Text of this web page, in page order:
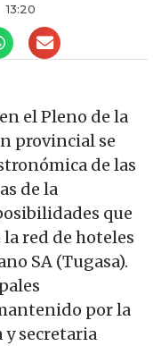
13:20
el Pleno de la
provincial se
de las
de la
que
red de hoteles
SA (Tugasa).
por la
y secretaria